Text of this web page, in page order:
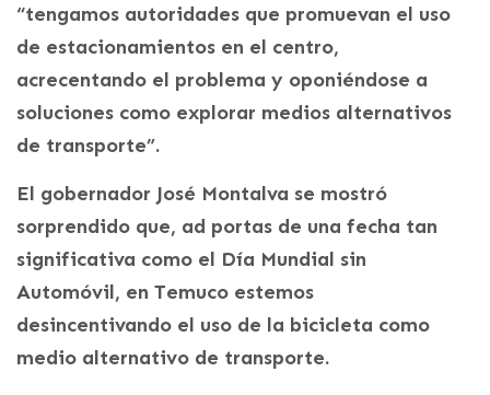
“tengamos autoridades que promuevan el uso
de estacionamientos en el centro,
acrecentando el problema y oponiéndose a
soluciones como explorar medios alternativos
de transporte”.
El gobernador José Montalva se mostró
sorprendido que, ad portas de una fecha tan
significativa como el Día Mundial sin
Automóvil, en Temuco estemos
desincentivando el uso de la bicicleta como
medio alternativo de transporte.